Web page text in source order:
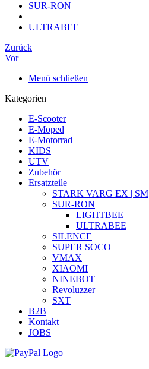
SUR-RON
ULTRABEE
Zurück
Vor
Menü schließen
Kategorien
E-Scooter
E-Moped
E-Motorrad
KIDS
UTV
Zubehör
Ersatzteile
STARK VARG EX | SM
SUR-RON
LIGHTBEE
ULTRABEE
SILENCE
SUPER SOCO
VMAX
XIAOMI
NINEBOT
Revoluzzer
SXT
B2B
Kontakt
JOBS